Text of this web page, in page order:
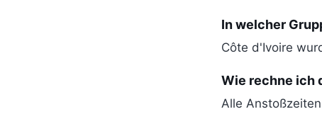
In welcher
Côte d'Ivoire
Wie rechne ich
Alle